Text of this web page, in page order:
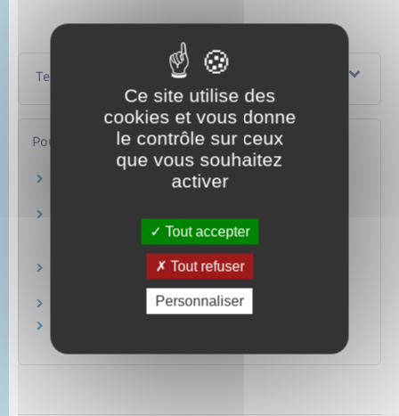
Textes de référence
Pour en savoir plus
Joindre les secours par SMS
Prévention du suicide : quelles sont les aides
Solidarité Femmes
Ministère chargé de l'intérieur
Ce site utilise des
cookies et vous donne
le contrôle sur ceux
que vous souhaitez
activer
Tout accepter
Tout refuser
Personnaliser